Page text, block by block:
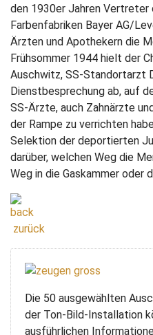
den 1930er Jahren Vertreter
Farbenfabriken Bayer AG/
Ärzten und Apothekern die
Frühsommer 1944 hielt der
Auschwitz, SS-Standortarzt
Dienstbesprechung ab, auf
SS-Ärzte, auch Zahnärzte
der Rampe zu verrichten
Selektion der deportierten
darüber, welchen Weg die
Weg in die Gaskammer oder
zurück
Die 50 ausgewählten
der Ton-Bild-Installation
ausführlichen